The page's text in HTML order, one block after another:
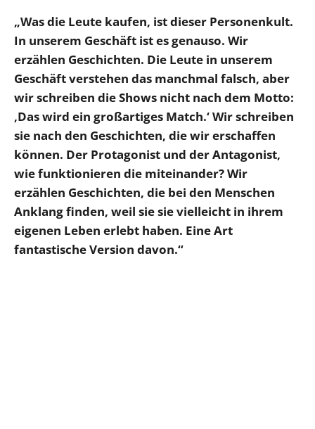
„Was die Leute kaufen, ist dieser Personenkult.
In unserem Geschäft ist es genauso. Wir
erzählen Geschichten. Die Leute in unserem
Geschäft verstehen das manchmal falsch, aber
wir schreiben die Shows nicht nach dem Motto:
‚Das wird ein großartiges Match.‘ Wir schreiben
sie nach den Geschichten, die wir erschaffen
können. Der Protagonist und der Antagonist,
wie funktionieren die miteinander? Wir
erzählen Geschichten, die bei den Menschen
Anklang finden, weil sie sie vielleicht in ihrem
eigenen Leben erlebt haben. Eine Art
fantastische Version davon.“